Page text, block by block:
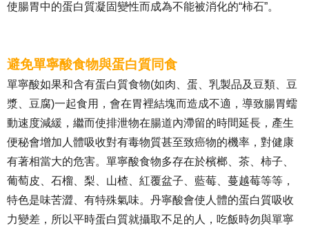
使腸胃中的蛋白質凝固變性而成為不能被消化的“柿石”。
避免單寧酸食物與蛋白質同食
單寧酸如果和含有蛋白質食物(如肉、蛋、乳製品及豆類、豆
漿、豆腐)一起食用，會在胃裡結塊而造成不適，導致腸胃蠕
動速度減緩，繼而使排泄物在腸道內滯留的時間延長，產生
便秘會增加人體吸收對有毒物質甚至致癌物的機率，對健康
有著相當大的危害。單寧酸食物多存在於檳榔、茶、柿子、
葡萄皮、石榴、梨、山楂、紅覆盆子、藍莓、蔓越莓等等，
特色是味苦澀、有特殊氣味。丹寧酸會使人體的蛋白質吸收
力變差，所以平時蛋白質就攝取不足的人，吃飯時勿與單寧